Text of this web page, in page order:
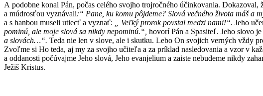
A podobne konal Pán, počas celého svojho trojročného účinkovania.
a múdrosťou vyznávali:“ Pane, ku komu pôjdeme? Slová večného života máš a
a s hanbou museli utiecť a vyznať:
„ Veľký prorok povstal medzi nami!“. Jeho
pominú, ale moje slová sa nikdy nepominú.“, hovorí Pán a Spasiteľ. Jeho slovo
a slovách…“. Teda nie len v slove, ale i skutku. Lebo On svojich verných vždy
Zvoľme si Ho teda, aj my za svojho učiteľa a za príklad nasledovania a vzor v
a oddanosti počúvajme Jeho slová, Jeho evanjelium a zaiste nebudeme nikdy
Ježiš Kristus.